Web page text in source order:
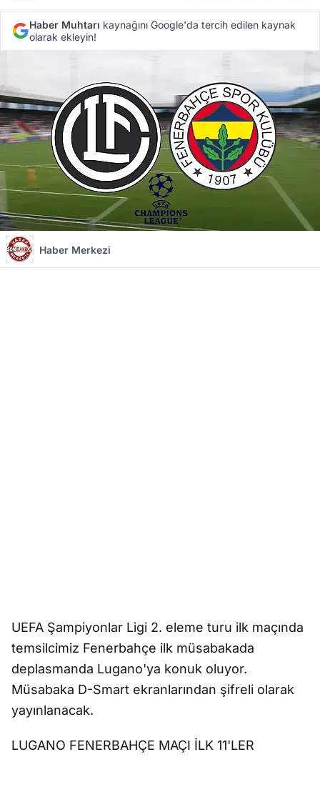
Haber Muhtarı kaynağını Google'da tercih edilen kaynak
olarak ekleyin!
Haber Merkezi
UEFA Şampiyonlar Ligi 2. eleme turu ilk maçında
temsilcimiz Fenerbahçe ilk müsabakada
deplasmanda Lugano'ya konuk oluyor.
Müsabaka D-Smart ekranlarından şifreli olarak
yayınlanacak.
LUGANO FENERBAHÇE MAÇI İLK 11'LER